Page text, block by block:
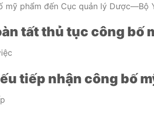
mỹ phẩm đến Cục quản lý Dược—Bộ
tất thủ tục công bố
tiếp nhận công bố